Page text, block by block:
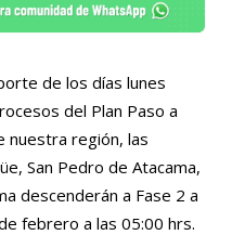
de los días lunes
del Plan Paso a
nuestra región, las
San Pedro de Atacama,
descenderán a Fase 2 a
febrero a las 05:00 hrs.